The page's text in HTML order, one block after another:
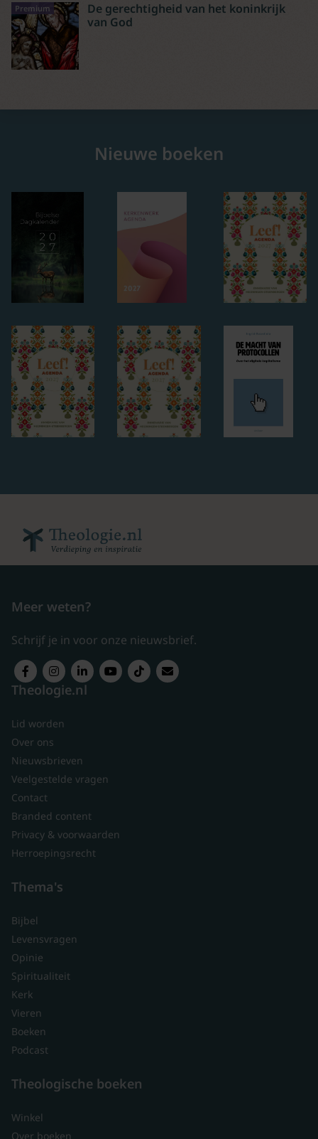
Premium
De gerechtigheid van het koninkrijk
van God
Nieuwe boeken
Meer weten?
Schrijf je in voor onze nieuwsbrief.
Theologie.nl
Lid worden
Over ons
Nieuwsbrieven
Veelgestelde vragen
Contact
Branded content
Privacy & voorwaarden
Herroepingsrecht
Thema's
Bijbel
Levensvragen
Opinie
Spiritualiteit
Kerk
Vieren
Boeken
Podcast
Theologische boeken
Winkel
Over boeken